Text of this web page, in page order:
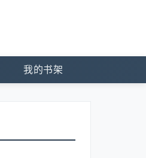
我的书架